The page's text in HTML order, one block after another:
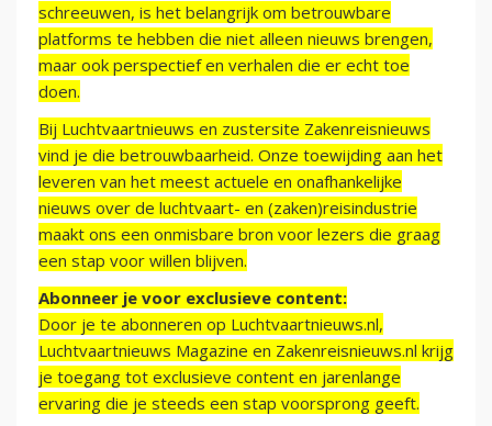
schreeuwen, is het belangrijk om betrouwbare
platforms te hebben die niet alleen nieuws brengen,
maar ook perspectief en verhalen die er echt toe
doen.
Bij Luchtvaartnieuws en zustersite Zakenreisnieuws
vind je die betrouwbaarheid. Onze toewijding aan het
leveren van het meest actuele en onafhankelijke
nieuws over de luchtvaart- en (zaken)reisindustrie
maakt ons een onmisbare bron voor lezers die graag
een stap voor willen blijven.
Abonneer je voor exclusieve content:
Door je te abonneren op Luchtvaartnieuws.nl,
Luchtvaartnieuws Magazine en Zakenreisnieuws.nl krijg
je toegang tot exclusieve content en jarenlange
ervaring die je steeds een stap voorsprong geeft.